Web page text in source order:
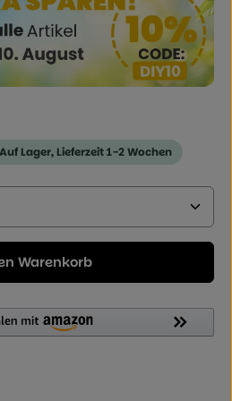
Auf Lager, Lieferzeit 1-2 Wochen
Sie den
Warenkorb